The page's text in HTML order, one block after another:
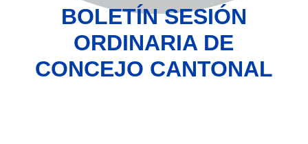
BOLETÍN SESIÓN
ORDINARIA DE
CONCEJO CANTONAL